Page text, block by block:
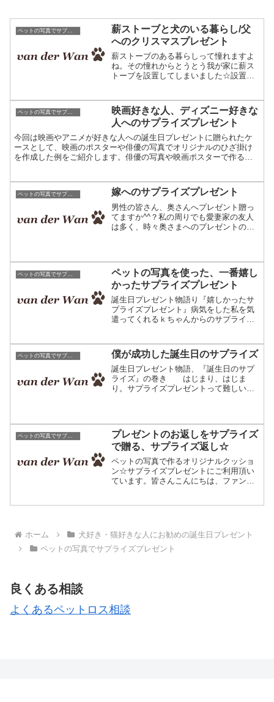
薪ストーブと犬のいる暮らし/父
へのクリスマスプレゼント
薪ストーブのある暮らしって憧れますよ
ね。その憧れからとうとう我が家に薪ス
トーブを設置してしまいました☆設置す
は薪ストーブと大型犬のバーニーズマウ
ンテンドッグがいるそうで...
ペットの写真でサプライズプレゼント
映画好きな人、ディズニー好きな
人へのサプライズプレゼント
今回は映画やアニメが好きな人への誕生日プレゼントに贈られたケ
ースとして、映画のポスターや俳優の写真でオリジナルのひざ掛け
を作成した例をご紹介します。俳優の写真や映画ポスターで作るオ
嫁へのサプライズプレゼント
男性の皆さん、奥さんへプレゼント贈っ
てますか^^？私の周りでも愛妻家の友人
は多く、時々奥さまへのプレゼントの相
プライズプレゼント フ...
ペットの写真を使った、一番嬉し
かったサプライズプレゼント
誕生日プレゼント物語り『嬉しかったサ
プライズプレゼント』病気をした私を気
遣ってくれるｋちゃんからのサプライズ
レゼント病気からの再スタート3年前、私
は仕事とプライベートの...
ペットの写真でサプライズプレゼント 僕が成功した誕生日のサプライズ
誕生日プレゼント物語、『誕生日のサプ
ライズ』の巻き はじまり、はじま
り。サプライズプレゼントって難しい。
えたのだが...。まずはネ...
ペットの写真でサプライズプレゼント
プレゼントのお返しをサプライズ
で贈る、サプライズ返し☆
ペットの写真で作るオリジナルクッショ
ン☆サプライズプレゼントにご利用頂い
ています。皆さんこんにちは、ファンデ
ホーム
犬好き・猫好きな人にお勧めの誕生日プレゼント
ペットの写真でサプライズプレゼント
良くある相談
よくあるペットロス相談